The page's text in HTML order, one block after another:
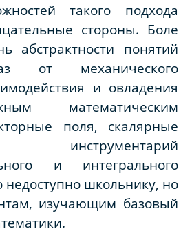
такого подхода
стороны. Боле
абстрактности понятий
от механического
и овладения
математическим
поля, скалярные
и интегрального
недоступно школьнику, но
изучающим базовый